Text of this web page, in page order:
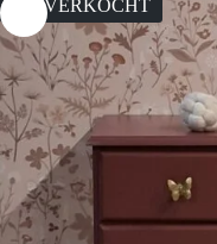
UITVERKOCHT